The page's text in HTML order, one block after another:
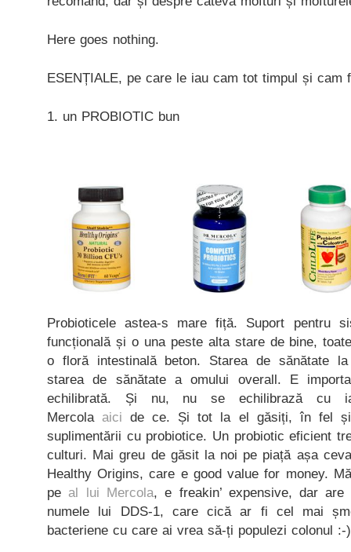
Here goes nothing.
ESENȚIALE, pe care le iau cam tot timpul și cam
1. un PROBIOTIC bun
Probioticele astea-s mare fiță. Suport pentru
funcțională și o una peste alta stare de bine,
o floră intestinală beton. Starea de sănătate
starea de sănătate a omului overall. E
echilibrată. Și nu, nu se echilibrază cu
Mercola aici de ce. Și tot la el găsiți, în fel și
suplimentării cu probiotice. Un probiotic eficient
culturi. Mai greu de găsit la noi pe piață așa
Healthy Origins, care e good value for money.
pe al lui Mercola, e freakin’ expensive, dar
numele lui DDS-1, care cică ar fi cel mai
bacteriene cu care ai vrea să-ți populezi colonul :-